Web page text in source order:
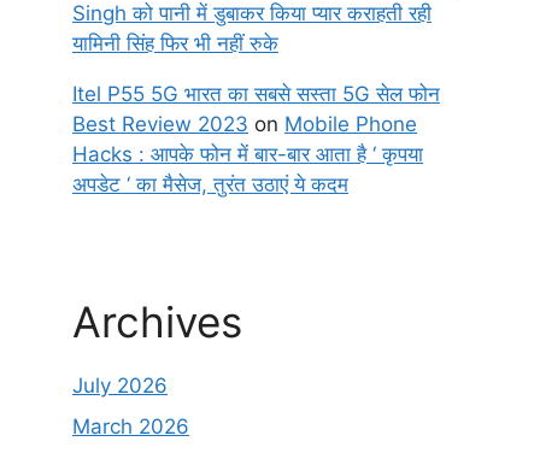
Singh को पानी में डुबाकर किया प्यार कराहती रही
यामिनी सिंह फिर भी नहीं रुके
Itel P55 5G भारत का सबसे सस्ता 5G सेल फोन
Best Review 2023 on Mobile Phone
Hacks : आपके फोन में बार-बार आता है ‘ कृपया
अपडेट ‘ का मैसेज, तुरंत उठाएं ये कदम
Archives
July 2026
March 2026